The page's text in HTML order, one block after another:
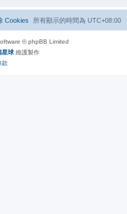
所有顯示的時間為 UTC+08:00
Cookies
© phpBB Limited
星球 維護製作
款